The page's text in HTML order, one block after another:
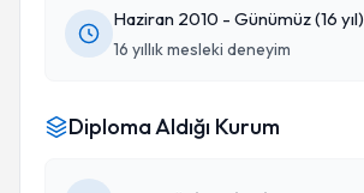
Haziran 2010 - Günümüz (16 yıl)
16 yıllık mesleki deneyim
Diploma Aldığı Kurum